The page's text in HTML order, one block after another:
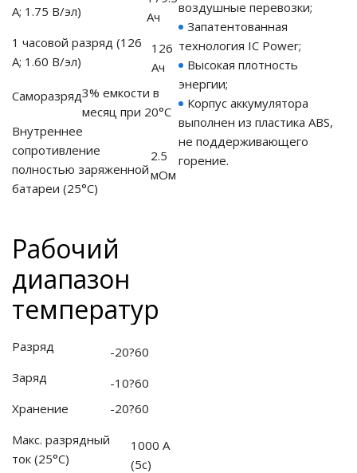
корпуса)
оборудование
установки
А; 1.75 В/эл)
Ач
1 часовой разряд (126
А; 1.60 В/эл)
126
Ач
Саморазряд3% емкости в
месяц при 20°С
Внутреннее
сопротивление
полностью заряженной
батареи (25°С)
2.5
мОм
воздушные перевозки;
Запатентованная
технология IC Power;
Высокая плотность
энергии;
Корпус аккумулятора
выполнен из пластика ABS,
не поддерживающего
горение.
Рабочий
диапазон
температур
Разряд
-20?60
Заряд
-10?60
Хранение
-20?60
Макс. разрядный
ток (25°С)
1000 А
(5с)